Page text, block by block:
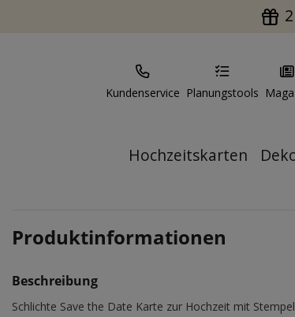
Kundenservice Planungstools
Hochzeitskarten
Produktinformationen
Beschreibung
Schlichte Save the Date Karte zur Hochzeit mit